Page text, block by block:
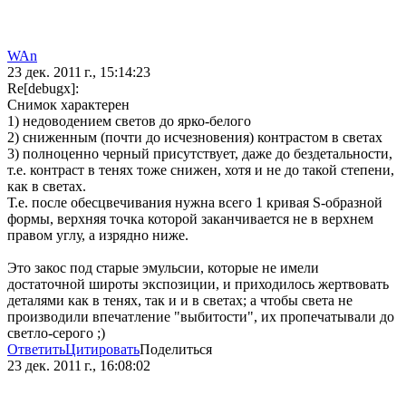
WAn
23 дек. 2011 г., 15:14:23
Re[debugx]:
Снимок характерен
1) недоводением светов до ярко-белого
2) сниженным (почти до исчезновения) контрастом в светах
3) полноценно черный присутствует, даже до бездетальности,
т.е. контраст в тенях тоже снижен, хотя и не до такой степени,
как в светах.
Т.е. после обесцвечивания нужна всего 1 кривая S-образной
формы, верхняя точка которой заканчивается не в верхнем
правом углу, а изрядно ниже.
Это закос под старые эмульсии, которые не имели
достаточной широты экспозиции, и приходилось жертвовать
деталями как в тенях, так и и в светах; а чтобы света не
производили впечатление "выбитости", их пропечатывали до
светло-серого ;)
ОтветитьЦитироватьПоделиться
23 дек. 2011 г., 16:08:02